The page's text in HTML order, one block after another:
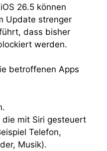
26.5 können
Update strenger
dass bisher
werden.
betroffenen Apps
die mit Siri gesteuert
Telefon,
Musik).